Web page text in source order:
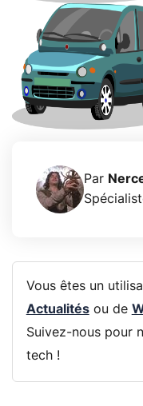
Par
Vous êtes un
Actualitésou de
Suivez-nous pour
tech !